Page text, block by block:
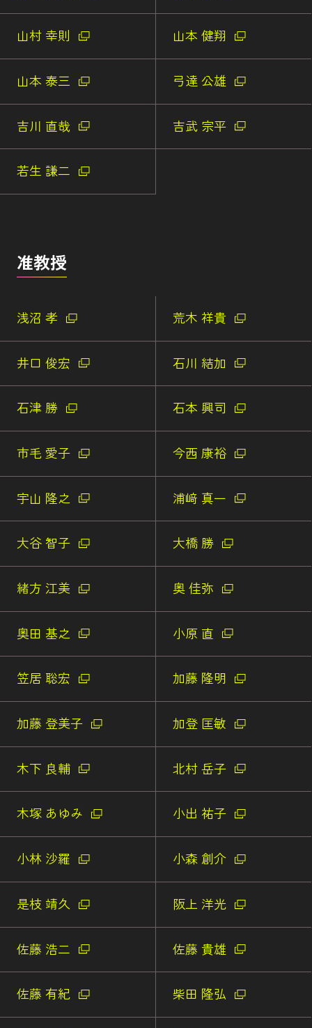
山村 幸則 山本 健翔
山本 泰三 弓達 公雄
吉川 直哉 吉武 宗平
若生 謙二
准教授
浅沼 孝 荒木 祥貴
井口 俊宏 石川 結加
石津 勝 石本 興司
市毛 愛子 今西 康裕
宇山 隆之 浦﨑 真一
大谷 智子 大橋 勝
緒方 江美 奥 佳弥
奥田 基之 小原 直
笠居 聡宏 加藤 隆明
加藤 登美子 加登 匡敏
木下 良輔 北村 岳子
木塚 あゆみ 小出 祐子
小林 沙羅 小森 創介
是枝 靖久 阪上 洋光
佐藤 浩二 佐藤 貴雄
佐藤 有紀 柴田 隆弘